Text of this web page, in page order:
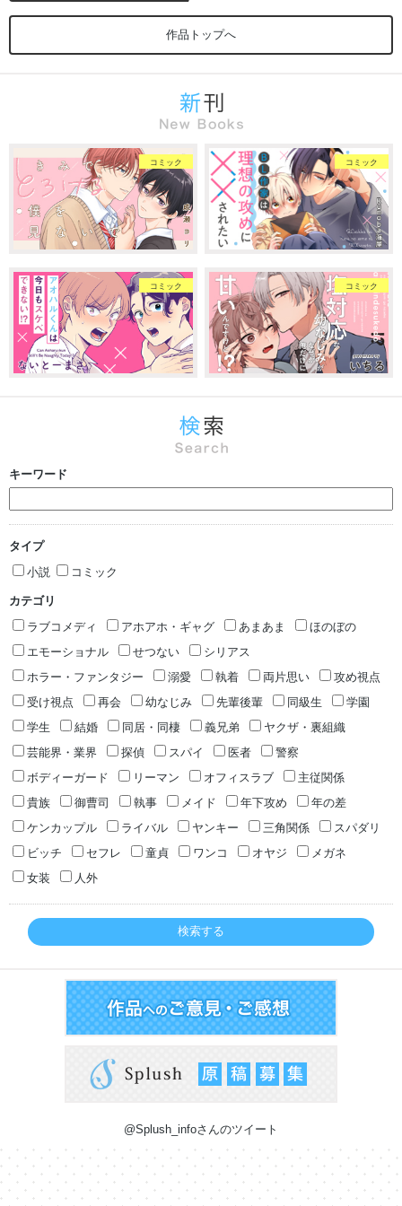
作品トップへ
コミック コミック
コミック コミック
キーワード
タイプ
小説
コミック
カテゴリ
ラブコメディ
アホアホ・ギャグ あまあま
ほのぼの
エモーショナル
せつない
シリアス
ホラー・ファンタジー
溺愛 執着 両片思い
攻め視点
受け視点
再会 幼なじみ 先輩後輩 同級生
学園
学生
結婚 同居・同棲 義兄弟
ヤクザ・裏組織
芸能界・業界
探偵 スパイ 医者
警察
ボディーガード
リーマン オフィスラブ
主従関係
貴族
御曹司 執事 メイド 年下攻め
年の差
ケンカップル
ライバル ヤンキー 三角関係
スパダリ
ビッチ
セフレ 童貞 ワンコ オヤジ
メガネ
女装
人外
検索する
@Splush_infoさんのツイート